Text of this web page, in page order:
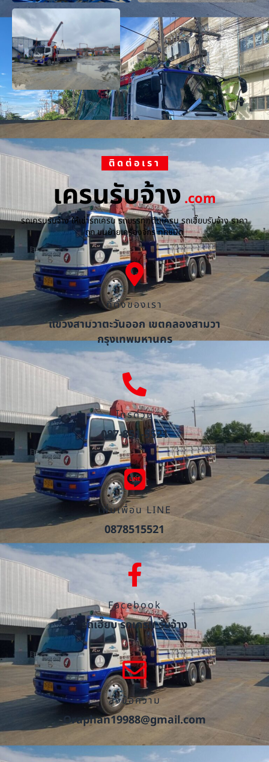
ติดต่อเรา
เครนรับจ้าง.com
รถเครนรับจ้าง ให้เช่ารถเครน รถบรรทุกติดเครน รถเฮี๊ยบรับจ้าง ราคา
ถูก ขนย้ายเครื่องจักร ทุกชนิด
ที่ตั้งของเรา
แขวงสามวาตะวันออก เขตคลองสามวา
กรุงเทพมหานคร
โทรด่วน
087-851-5521
เพิ่มเพื่อน LINE
0878515521
Facebook
รถเฮี๊ยบ รถเครน รับจ้าง
ส่งข้อความ
Oraphan19988@gmail.com